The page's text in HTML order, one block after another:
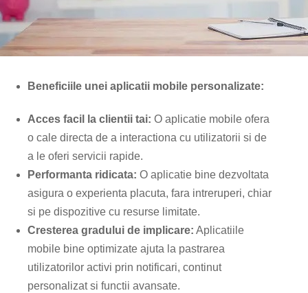
Beneficiile unei aplicatii mobile personalizate:
Acces facil la clientii tai: O aplicatie mobile ofera
o cale directa de a interactiona cu utilizatorii si de
a le oferi servicii rapide.
Performanta ridicata: O aplicatie bine dezvoltata
asigura o experienta placuta, fara intreruperi, chiar
si pe dispozitive cu resurse limitate.
Cresterea gradului de implicare: Aplicatiile
mobile bine optimizate ajuta la pastrarea
utilizatorilor activi prin notificari, continut
personalizat si functii avansate.